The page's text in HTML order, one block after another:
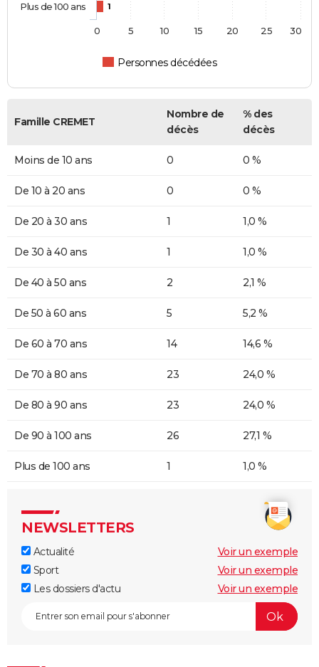
1
Personnes décédées
Plus de 100 ans
0 5 10 15 20 25 30
Famille CREMET
Nombre de
décès
% des
décès
Moins de 10 ans 0 0 %
De 10 à 20 ans 0 0 %
De 20 à 30 ans 1 1,0 %
De 30 à 40 ans 1 1,0 %
De 40 à 50 ans 2 2,1 %
De 50 à 60 ans 5 5,2 %
De 60 à 70 ans 14 14,6 %
De 70 à 80 ans 23 24,0 %
De 80 à 90 ans 23 24,0 %
De 90 à 100 ans 26 27,1 %
Plus de 100 ans 1 1,0 %
NEWSLETTERS
Actualité
Voir un exemple
Sport
Voir un exemple
Les dossiers d'actu
Voir un exemple